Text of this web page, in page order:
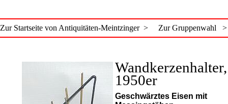
Zur Startseite von Antiquitäten-Meintzinger > Zur Gruppenwahl >
Wandkerzenhalter,
1950er
Geschwärztes Eisen mit